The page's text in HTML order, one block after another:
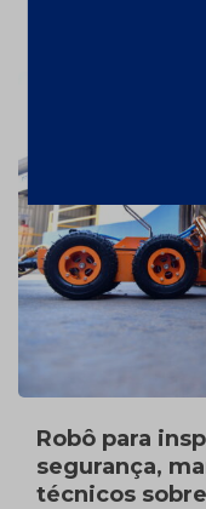
Robô para
segurança,
técnicos